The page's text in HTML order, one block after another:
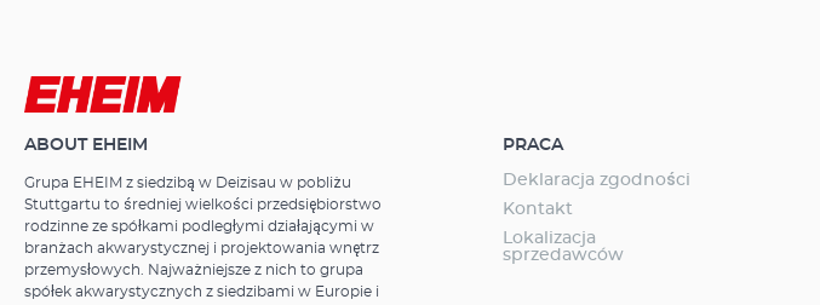
ABOUT EHEIM
Grupa EHEIM z siedzibą w Deizisau w pobliżu
Stuttgartu to średniej wielkości przedsiębiorstwo
rodzinne ze spółkami podległymi działającymi w
branżach akwarystycznej i projektowania wnętrz
przemysłowych. Najważniejsze z nich to grupa
spółek akwarystycznych z siedzibami w Europie i
PRACA
Deklaracja zgodności
Kontakt
Lokalizacja
sprzedawców